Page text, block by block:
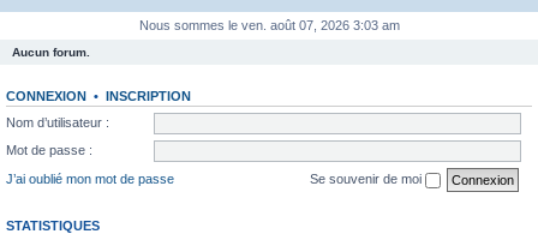
Nous sommes le ven. août 07, 2026 3:03 am
Aucun forum.
CONNEXION • INSCRIPTION
Nom d’utilisateur :
Mot de passe :
J’ai oublié mon mot de passe
Se souvenir de moi
STATISTIQUES